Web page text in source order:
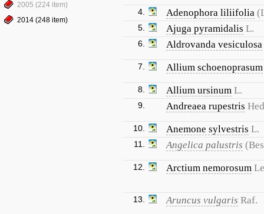
2005 (224 item)
2014 (248 item)
4. Adenophora liliifolia
5. Ajuga pyramidalis L.
6. Aldrovanda vesiculosa
7. Allium schoenoprasum
8. Allium ursinum L.
9. Andreaea rupestris
10. Anemone sylvestris L.
11. Angelica palustris
12. Arctium nemorosum
13. Aruncus vulgaris Raf.